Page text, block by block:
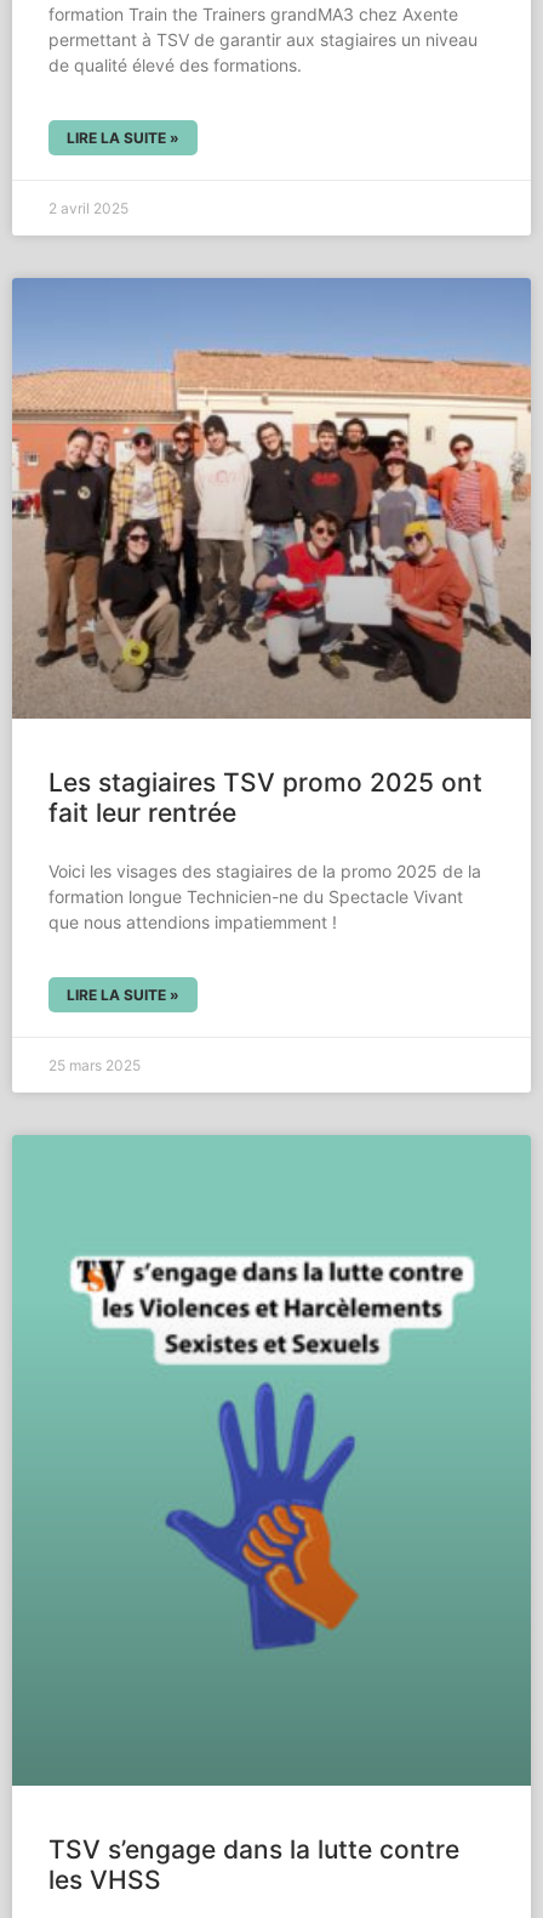
formation Train the Trainers grandMA3 chez Axente
permettant à TSV de garantir aux stagiaires un niveau
de qualité élevé des formations.
LIRE LA SUITE »
2 avril 2025
Les stagiaires TSV promo 2025 ont
fait leur rentrée
Voici les visages des stagiaires de la promo 2025 de la
formation longue Technicien-ne du Spectacle Vivant
que nous attendions impatiemment !
LIRE LA SUITE »
25 mars 2025
TSV s’engage dans la lutte contre
les VHSS